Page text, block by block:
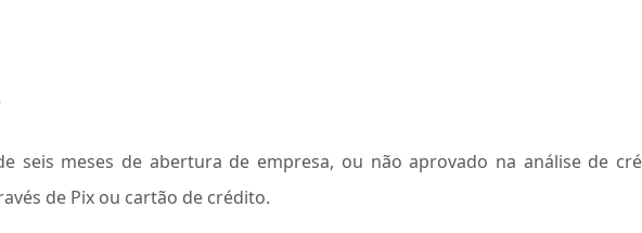
seis meses de abertura de empresa, ou não aprovado na análise de
de Pix ou cartão de crédito.